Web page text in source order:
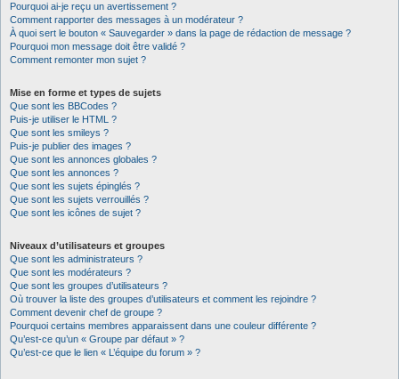
Pourquoi ai-je reçu un avertissement ?
Comment rapporter des messages à un modérateur ?
À quoi sert le bouton « Sauvegarder » dans la page de rédaction de message ?
Pourquoi mon message doit être validé ?
Comment remonter mon sujet ?
Mise en forme et types de sujets
Que sont les BBCodes ?
Puis-je utiliser le HTML ?
Que sont les smileys ?
Puis-je publier des images ?
Que sont les annonces globales ?
Que sont les annonces ?
Que sont les sujets épinglés ?
Que sont les sujets verrouillés ?
Que sont les icônes de sujet ?
Niveaux d’utilisateurs et groupes
Que sont les administrateurs ?
Que sont les modérateurs ?
Que sont les groupes d’utilisateurs ?
Où trouver la liste des groupes d’utilisateurs et comment les rejoindre ?
Comment devenir chef de groupe ?
Pourquoi certains membres apparaissent dans une couleur différente ?
Qu’est-ce qu’un « Groupe par défaut » ?
Qu’est-ce que le lien « L’équipe du forum » ?